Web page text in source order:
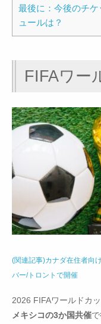
最後に：今後のチ
ュールは？
FIFAワー
(関連記事)カナダ在住者向
バー/トロントで開催
2026 FIFAワールドカ
メキシコの3か国共催